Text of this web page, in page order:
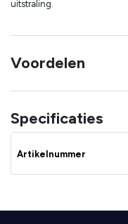
uitstraling.
Voordelen
Specificaties
Artikelnummer